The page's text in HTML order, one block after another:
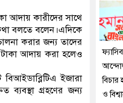
আদায় কারীদের সাথে
বলতে বলেন।এদিকে
করার জন্য তাদের
টাকা আদায় করা হলেও
ইজারা
ব্যবস্থা গ্রহণের জন্য
বিচার
ও